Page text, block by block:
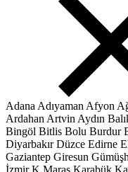
Adana Adıyaman Afyon
Ardahan Artvin Aydın
Bingöl Bitlis Bolu Burdur
Diyarbakır Düzce Edirne
Gaziantep Giresun
İzmir K.Maraş Karabük